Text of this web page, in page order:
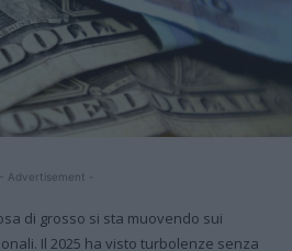
- Advertisement -
di grosso si sta muovendo sui
Il 2025 ha visto turbolenze senza